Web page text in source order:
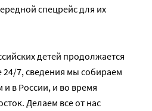
спецрейс для их
детей продолжается
7, сведения мы собираем
в России, и во время
Делаем все от нас